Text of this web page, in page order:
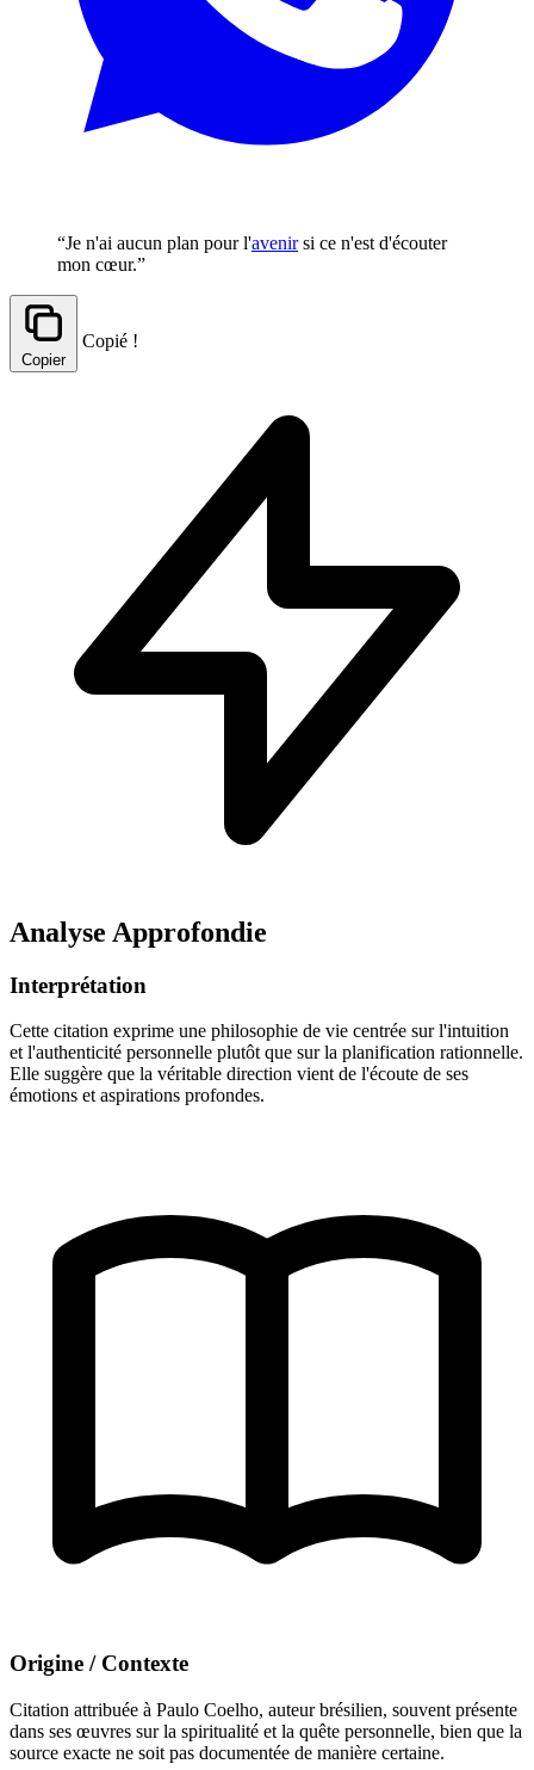
“Je n'ai aucun plan pour l'avenirsi ce n'est d'écouter
mon cœur.”
Copier
Copié !
Analyse Approfondie
Interprétation
Cette citation exprime une philosophie de vie centrée sur l'intuition
et l'authenticité personnelle plutôt que sur la planification rationnelle.
Elle suggère que la véritable direction vient de l'écoute de ses
émotions et aspirations profondes.
Origine / Contexte
Citation attribuée à Paulo Coelho, auteur brésilien, souvent présente
dans ses œuvres sur la spiritualité et la quête personnelle, bien que la
source exacte ne soit pas documentée de manière certaine.